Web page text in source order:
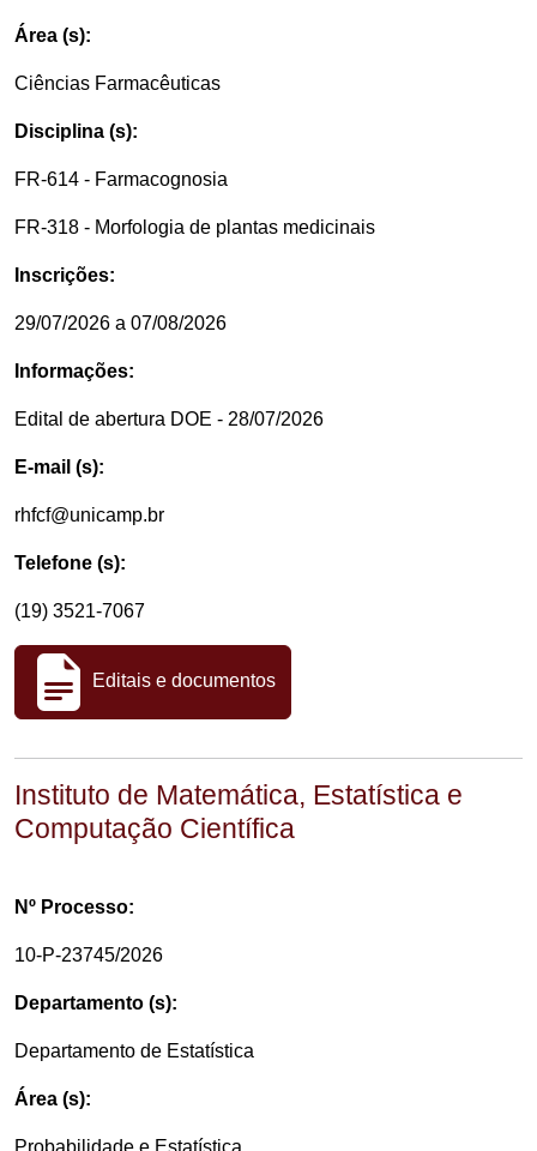
Área (s):
Ciências Farmacêuticas
Disciplina (s):
FR-614 - Farmacognosia
FR-318 - Morfologia de plantas medicinais
Inscrições:
29/07/2026 a 07/08/2026
Informações:
Edital de abertura DOE - 28/07/2026
E-mail (s):
rhfcf@unicamp.br
Telefone (s):
(19) 3521-7067
Editais e documentos
Instituto de Matemática, Estatística e
Computação Científica
Nº Processo:
10-P-23745/2026
Departamento (s):
Departamento de Estatística
Área (s):
Probabilidade e Estatística